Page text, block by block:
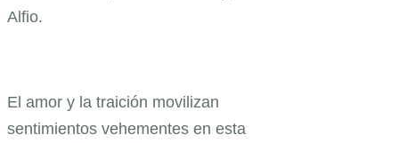
Alfio.
El amor y la traición movilizan
sentimientos vehementes en esta